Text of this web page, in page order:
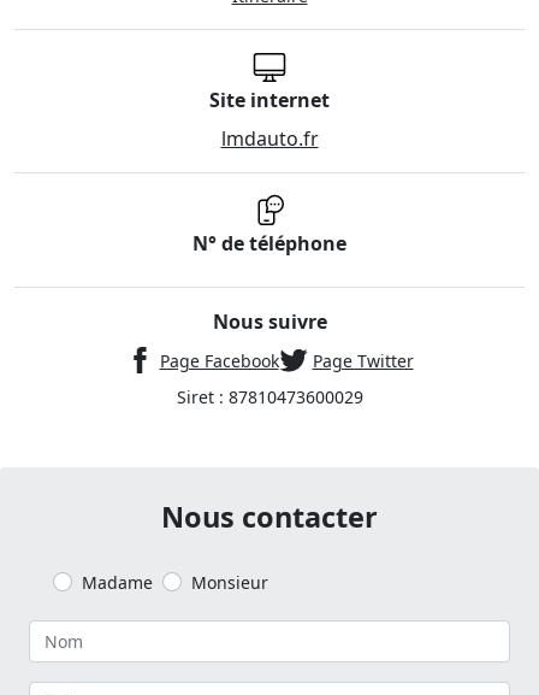
Site internet
lmdauto.fr
N° de téléphone
Nous suivre
Page Facebook
Page Twitter
Siret : 87810473600029
Nous contacter
Madame Monsieur